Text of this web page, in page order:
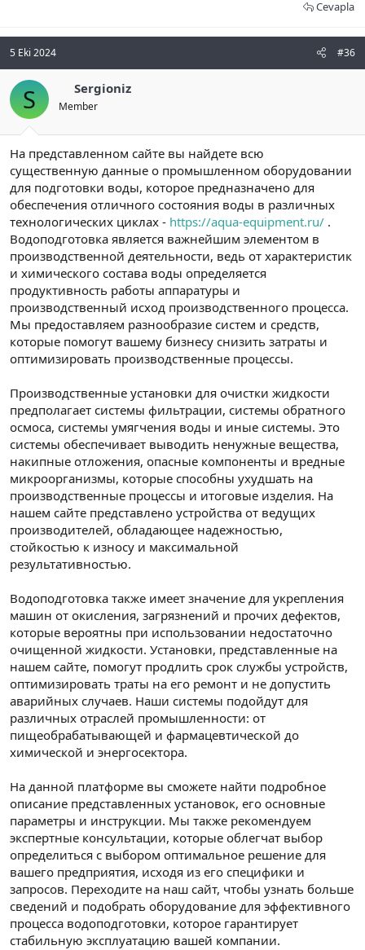
Cevapla
5 Eki 2024 #36
S Sergioniz
Member
На представленном сайте вы найдете всю
существенную данные о промышленном оборудовании
для подготовки воды, которое предназначено для
обеспечения отличного состояния воды в различных
технологических циклах - https://aqua-equipment.ru/ .
Водоподготовка является важнейшим элементом в
производственной деятельности, ведь от характеристик
и химического состава воды определяется
продуктивность работы аппаратуры и
производственный исход производственного процесса.
Мы предоставляем разнообразие систем и средств,
которые помогут вашему бизнесу снизить затраты и
оптимизировать производственные процессы.
Производственные установки для очистки жидкости
предполагает системы фильтрации, системы обратного
осмоса, системы умягчения воды и иные системы. Это
системы обеспечивает выводить ненужные вещества,
накипные отложения, опасные компоненты и вредные
микроорганизмы, которые способны ухудшать на
производственные процессы и итоговые изделия. На
нашем сайте представлено устройства от ведущих
производителей, обладающее надежностью,
стойкостью к износу и максимальной
результативностью.
Водоподготовка также имеет значение для укрепления
машин от окисления, загрязнений и прочих дефектов,
которые вероятны при использовании недостаточно
очищенной жидкости. Установки, представленные на
нашем сайте, помогут продлить срок службы устройств,
оптимизировать траты на его ремонт и не допустить
аварийных случаев. Наши системы подойдут для
различных отраслей промышленности: от
пищеобрабатывающей и фармацевтической до
химической и энергосектора.
На данной платформе вы сможете найти подробное
описание представленных установок, его основные
параметры и инструкции. Мы также рекомендуем
экспертные консультации, которые облегчат выбор
определиться с выбором оптимальное решение для
вашего предприятия, исходя из его специфики и
запросов. Переходите на наш сайт, чтобы узнать больше
сведений и подобрать оборудование для эффективного
процесса водоподготовки, которое гарантирует
стабильную эксплуатацию вашей компании.